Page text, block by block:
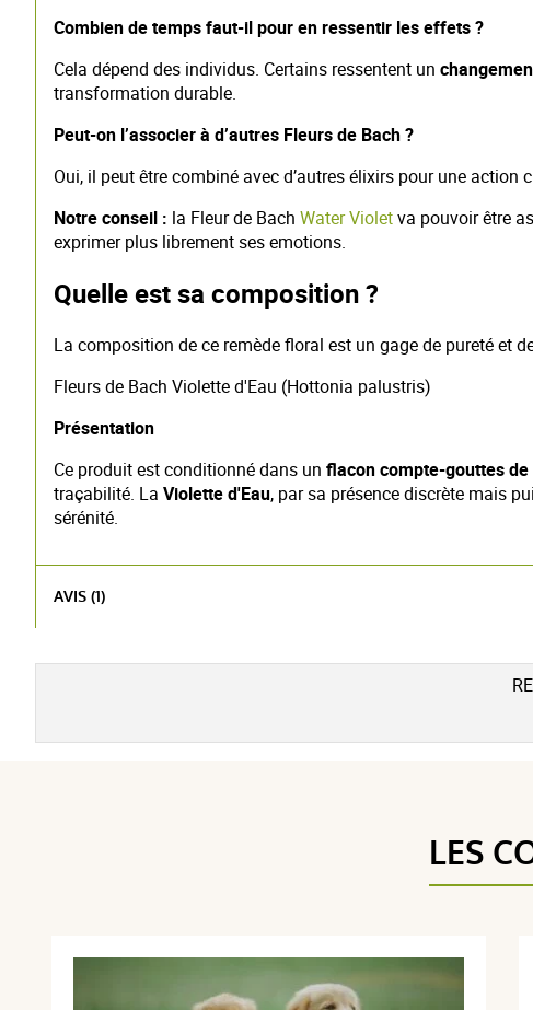
Combien de temps faut-il pour en ressentir les effets ?
Cela dépend des individus. Certains ressentent un
transformation durable.
Peut-on l’associer à d’autres Fleurs de Bach ?
Oui, il peut être combiné avec d’autres élixirs pour une action
Notre conseil : la Fleur de Bach Water Violetva pouvoir être
exprimer plus librement ses emotions.
Quelle est sa composition ?
La composition de ce remède floral est un gage de pureté et
Fleurs de Bach Violette d'Eau (Hottonia palustris)
Présentation
Ce produit est conditionné dans un flacon compte-gouttes de
traçabilité. La Violette d'Eau, par sa présence discrète mais
sérénité.
AVIS (1)
LES